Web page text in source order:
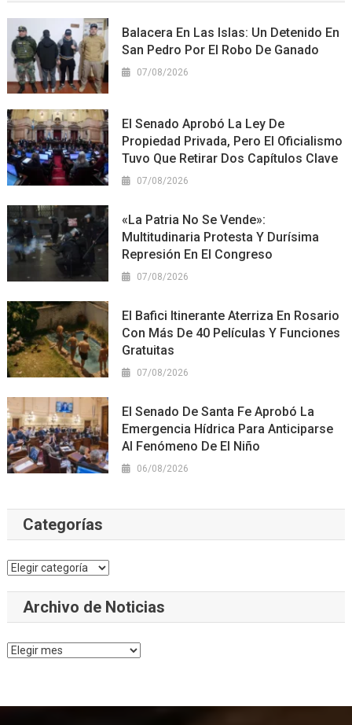
Balacera En Las Islas: Un Detenido En
San Pedro Por El Robo De Ganado
07/08/2026
El Senado Aprobó La Ley De
Propiedad Privada, Pero El Oficialismo
Tuvo Que Retirar Dos Capítulos Clave
07/08/2026
«La Patria No Se Vende»:
Multitudinaria Protesta Y Durísima
Represión En El Congreso
07/08/2026
El Bafici Itinerante Aterriza En Rosario
Con Más De 40 Películas Y Funciones
Gratuitas
07/08/2026
El Senado De Santa Fe Aprobó La
Emergencia Hídrica Para Anticiparse
Al Fenómeno De El Niño
06/08/2026
Categorías
Categorías
Archivo de Noticias
Archivo